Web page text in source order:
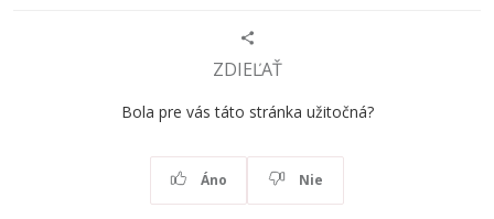
ZDIEĽAŤ
Bola pre vás táto stránka užitočná?
Áno Nie